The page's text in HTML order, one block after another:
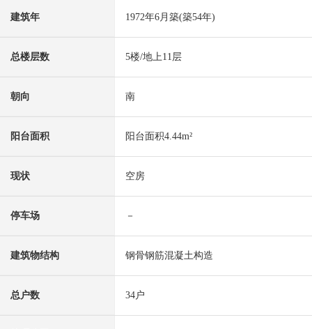
建筑年 1972年6月築(築54年)
总楼层数 5楼/地上11层
朝向 南
阳台面积 阳台面积4.44m²
现状 空房
停车场 －
建筑物结构 钢骨钢筋混凝土构造
总户数 34户